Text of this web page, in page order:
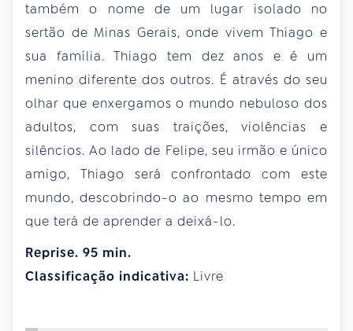
também o nome de um lugar isolado no
sertão de Minas Gerais, onde vivem Thiago e
sua família. Thiago tem dez anos e é um
menino diferente dos outros. É através do seu
olhar que enxergamos o mundo nebuloso dos
adultos, com suas traições, violências e
silêncios. Ao lado de Felipe, seu irmão e único
amigo, Thiago será confrontado com este
mundo, descobrindo-o ao mesmo tempo em
que terá de aprender a deixá-lo.
Reprise. 95 min.
Classificação indicativa: Livre